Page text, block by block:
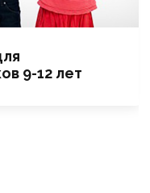
9-12 лет